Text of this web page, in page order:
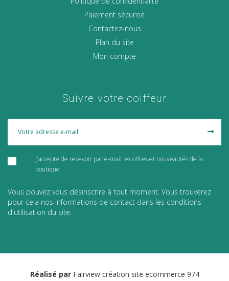
Paiement sécurisé
Contactez-nous
Plan du site
Mon compte
Suivre votre coiffeur
J'accepte de recevoir par e-mail les offres et nouveautés de la
boutique
Vous pouvez vous désinscrire à tout moment. Vous trouverez
pour cela nos informations de contact dans les conditions
d'utilisation du site.
Réalisé parFairview création site ecommerce 974